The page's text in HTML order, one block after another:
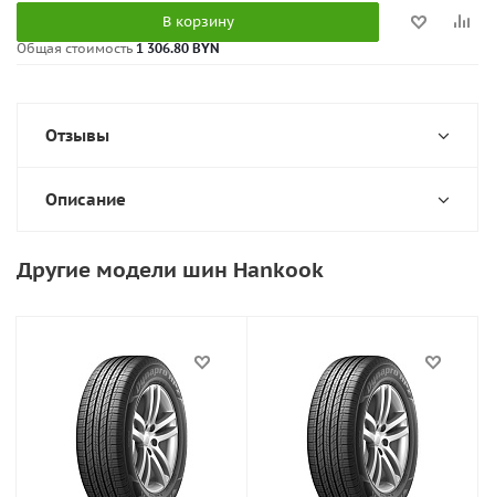
В корзину
Общая стоимость 1 306.80 BYN
Отзывы
Описание
Другие модели шин Hankook